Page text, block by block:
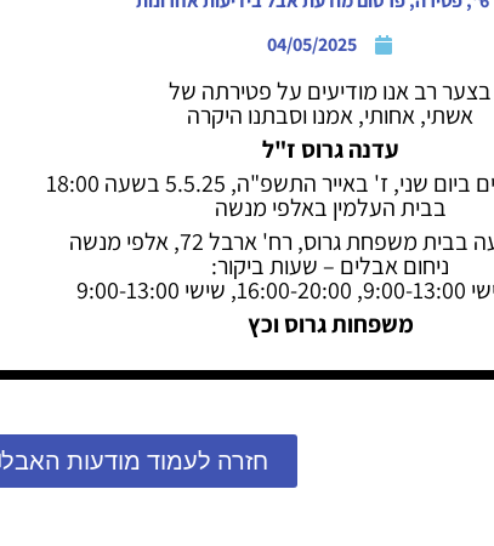
04/05/2025
בצער רב אנו מודיעים על פטירתה של
אשתי, אחותי, אמנו וסבתנו היקרה
עדנה גרוס ז"ל
ההלוויה תתקיים ביום שני, ז' באייר התשפ"ה, 5.5.25 בשעה 18:00
בבית העלמין באלפי מנשה
משפחת גרוס, רח' ארבל 72, אלפי מנשה
ניחום אבלים – שעות ביקור:
13:00
משפחות גרוס וכץ
חזרה לעמוד מודעות האבל